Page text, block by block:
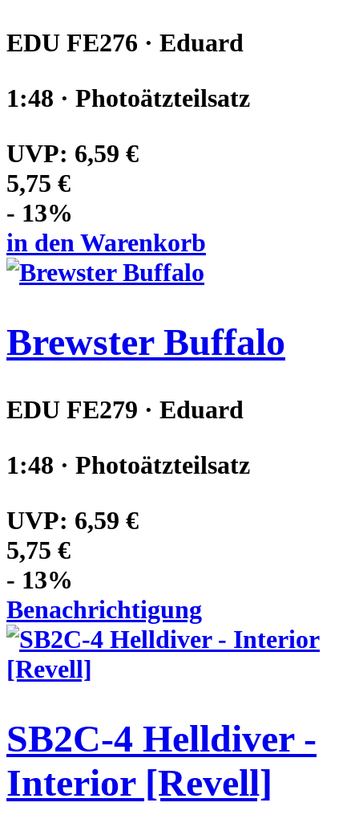
EDU FE276 · Eduard
1:48 · Photoätzteilsatz
UVP: 6,59 €
5,75 €
- 13%
in den Warenkorb
Brewster Buffalo
EDU FE279 · Eduard
1:48 · Photoätzteilsatz
UVP: 6,59 €
5,75 €
- 13%
Benachrichtigung
SB2C-4 Helldiver -
Interior [Revell]